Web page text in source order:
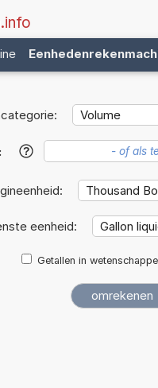
.info
?
eenheid:
Getallen in